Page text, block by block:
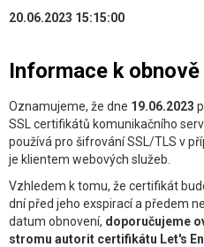
20.06.2023 15:15:00
Informace k
Oznamujeme, že dne 19.06.2023
SSL certifikátů komunikačního
používá pro šifrování SSL/TLS v
je klientem webových služeb.
Vzhledem k tomu, že certifikát
dní před jeho exspirací a předem
datum obnovení, doporučujeme
stromu autorit certifikátu Let's